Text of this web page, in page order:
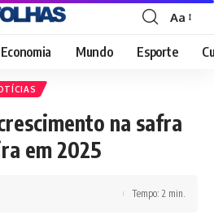
Font
Resizer
Aa
Economia Mundo Esporte
na safra
em 2025
Tempo: 2 min.